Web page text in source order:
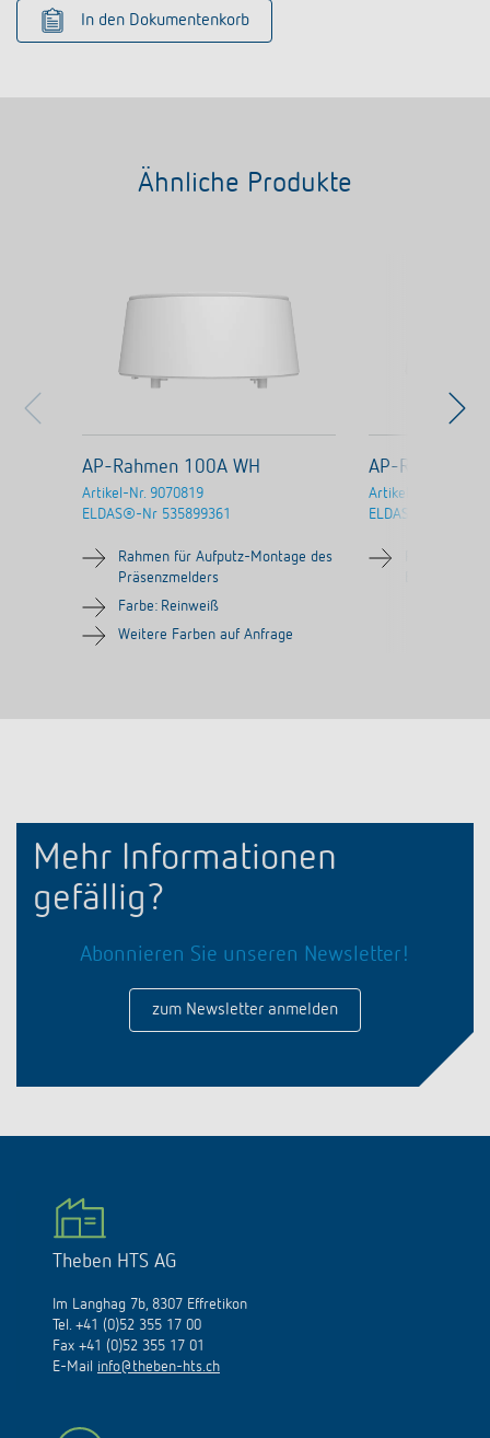
In den Dokumentenkorb
Ähnliche Produkte
AP-Rahmen 100A WH
Artikel-Nr. 9070819
ELDAS®-Nr 535899361
Rahmen für Aufputz-Montage des
Präsenzmelders
Farbe: Reinweiß
Weitere Farben auf Anfrage
AP-Rahmen
Artikel-Nr.
ELDAS®-Nr
Mehr Informationen
gefällig?
Abonnieren Sie unseren Newsletter!
zum Newsletter anmelden
Theben HTS AG
Im Langhag 7b, 8307 Effretikon
Tel. +41 (0)52 355 17 00
Fax +41 (0)52 355 17 01
E-Mail info@theben-hts.ch